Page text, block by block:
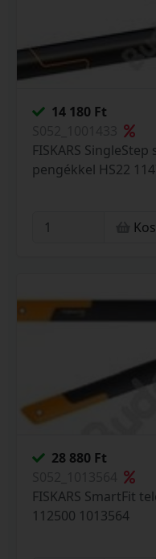
14 180 Ft
FISKARS
pengékkel HS22
28 880 Ft
FISKARS SmartFit
112500 1013564